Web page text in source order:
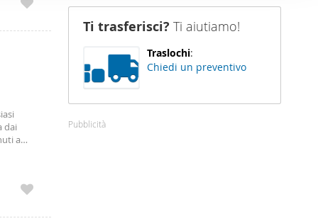
sito
loro
dai
a
Ti trasferisci? Ti aiutiamo!
Traslochi:
Chiedi un preventivo
Pubblicità